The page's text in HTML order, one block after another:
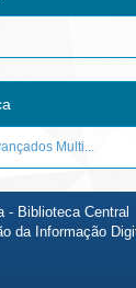
Multi...
- Biblioteca Central
da Informação